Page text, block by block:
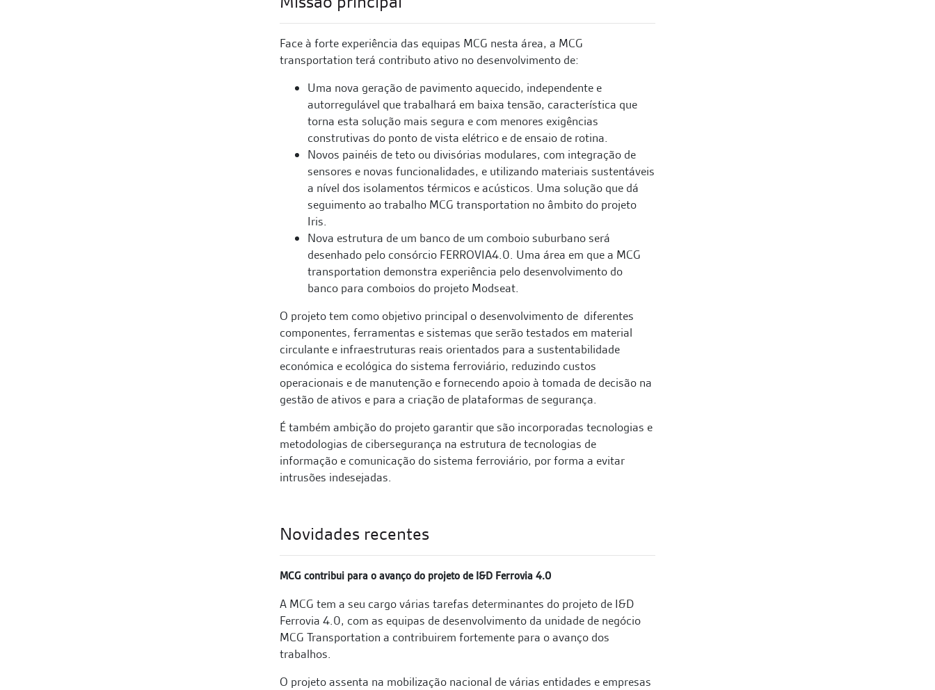
Face à forte experiência das equipas MCG nesta área, a MCG
transportation terá contributo ativo no desenvolvimento de:
Uma nova geração de pavimento aquecido, independente e
autorregulável que trabalhará em baixa tensão, característica que
torna esta solução mais segura e com menores exigências
construtivas do ponto de vista elétrico e de ensaio de rotina.
Novos painéis de teto ou divisórias modulares, com integração de
sensores e novas funcionalidades, e utilizando materiais sustentáveis
a nível dos isolamentos térmicos e acústicos. Uma solução que dá
seguimento ao trabalho MCG transportation no âmbito do projeto
Iris.
Nova estrutura de um banco de um comboio suburbano será
desenhado pelo consórcio FERROVIA4.0. Uma área em que a MCG
transportation demonstra experiência pelo desenvolvimento do
banco para comboios do projeto Modseat.
O projeto tem como objetivo principal o desenvolvimento de diferentes
componentes, ferramentas e sistemas que serão testados em material
circulante e infraestruturas reais orientados para a sustentabilidade
económica e ecológica do sistema ferroviário, reduzindo custos
operacionais e de manutenção e fornecendo apoio à tomada de decisão na
gestão de ativos e para a criação de plataformas de segurança.
É também ambição do projeto garantir que são incorporadas tecnologias e
metodologias de cibersegurança na estrutura de tecnologias de
informação e comunicação do sistema ferroviário, por forma a evitar
intrusões indesejadas.
Novidades recentes
MCG contribui para o avanço do projeto de I&D Ferrovia 4.0
A MCG tem a seu cargo várias tarefas determinantes do projeto de I&D
Ferrovia 4.0, com as equipas de desenvolvimento da unidade de negócio
MCG Transportation a contribuirem fortemente para o avanço dos
trabalhos.
O projeto assenta na mobilização nacional de várias entidades e empresas